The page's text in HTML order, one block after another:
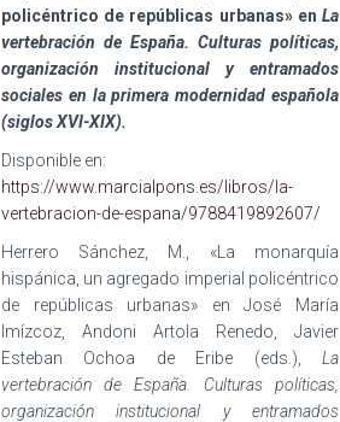
policéntrico de repúblicas urbanas» en La
vertebración de España. Culturas políticas,
organización institucional y entramados
sociales en la primera modernidad española
(siglos XVI-XIX).
Disponible en:
https://www.marcialpons.es/libros/la-
vertebracion-de-espana/9788419892607/
Herrero Sánchez, M., «La monarquía
hispánica, un agregado imperial policéntrico
de repúblicas urbanas» en José María
Imízcoz, Andoni Artola Renedo, Javier
Esteban Ochoa de Eribe (eds.), La
vertebración de España. Culturas políticas,
organización institucional y entramados